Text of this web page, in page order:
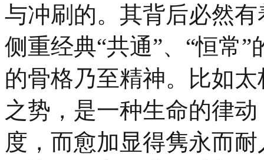
与冲刷的。其背后必然
侧重经典“共通”、“恒常
的骨格乃至精神。比如
之势，是一种生命的律
度，而愈加显得隽永而